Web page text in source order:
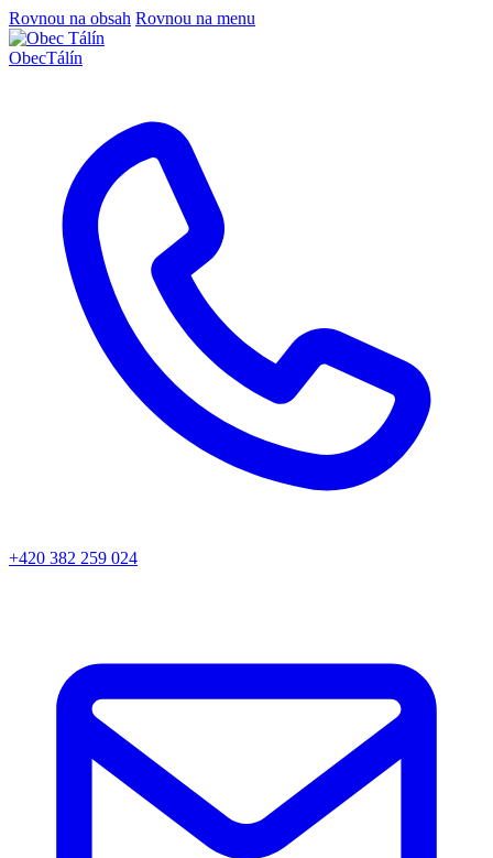
Rovnou na obsah Rovnou na menu
ObecTálín
+420 382 259 024